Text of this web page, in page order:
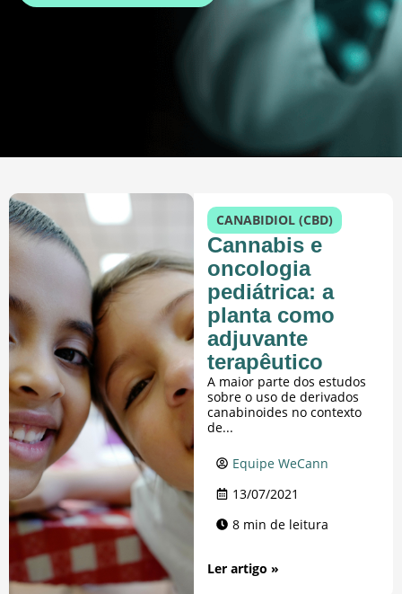
CANABIDIOL (CBD)
Cannabis e
oncologia
pediátrica: a
planta como
adjuvante
terapêutico
A maior parte dos estudos
sobre o uso de derivados
canabinoides no contexto
de...
Equipe WeCann
13/07/2021
8 min de leitura
Ler artigo »